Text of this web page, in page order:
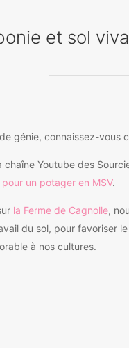
et sol
génie, connaissez-vous
chaîne Youtube des
un potager en MSV.
la Ferme de Cagnolle,
du sol, pour favoriser
à nos cultures.